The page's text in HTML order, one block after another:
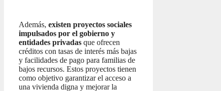
Además, existen proyectos sociales
impulsados por el gobierno y
entidades privadas que ofrecen
créditos con tasas de interés más bajas
y facilidades de pago para familias de
bajos recursos. Estos proyectos tienen
como objetivo garantizar el acceso a
una vivienda digna y mejorar la